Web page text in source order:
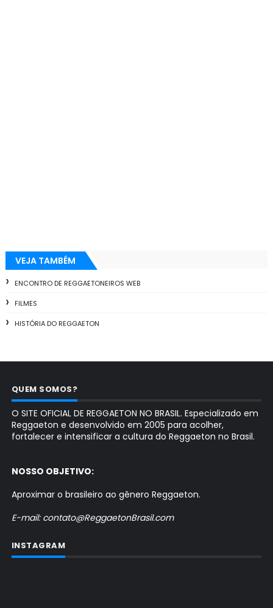
VEJA TAMBÉM
ENCONTRO DE REGGAETONEIROS WEB
FILMES
HISTÓRIA DO REGGAETON
QUEM SOMOS?
O SITE OFICIAL DE REGGAETON NO BRASIL. Especializado em
Reggaeton e desenvolvido em 2005 para acolher,
fortalecer e intensificar a cultura do Reggaeton no Brasil.
NOSSO OBJETIVO:
Aproximar o brasileiro ao gênero Reggaeton.
E-mail: contato@ReggaetonBrasil.com
INSTAGRAM